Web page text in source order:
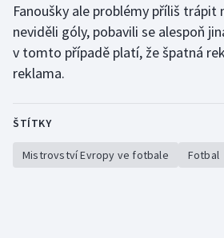
Fanoušky ale problémy příliš trápit
neviděli góly, pobavili se alespoň
v tomto případě platí, že špatná
reklama.
ŠTÍTKY
Mistrovství Evropy ve fotbale Fotbal